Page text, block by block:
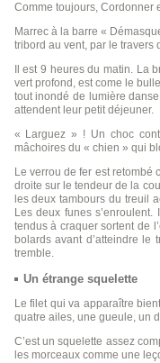
Comme toujours, Cordonner
Marrec à la barre «
tribord au vent, par le travers
Il est 9 heures du matin. La
vert profond, est come le
tout inondé de lumière
attendent leur petit déjeuner.
« Larguez » ! Un choc
mâchoires du « chien » qui
Le verrou de fer est retombé
droite sur le tendeur de la
les deux tambours du treuil
Les deux funes
tendus à craquer sortent de
bolards avant d’atteindre
tremble.
Un étrange squelette
Le filet qui va apparaître
quatre ailes, une gueule, un
C’est un squelette assez
les morceaux comme une